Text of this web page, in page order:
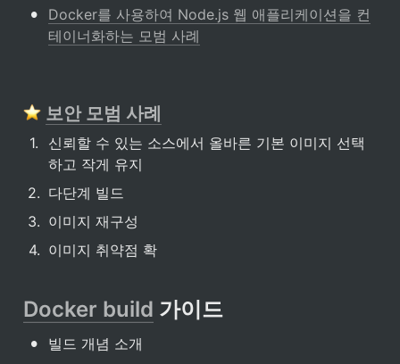
•
Docker를 사용하여 Node.js 웹 애플리케이션을 컨
테이너화하는 모범 사례
보안 모범 사례
1.
신뢰할 수 있는 소스에서 올바른 기본 이미지 선택
하고 작게 유지
2. 다단계 빌드
3. 이미지 재구성
4. 이미지 취약점 확
Docker build 가이드
• 빌드 개념 소개